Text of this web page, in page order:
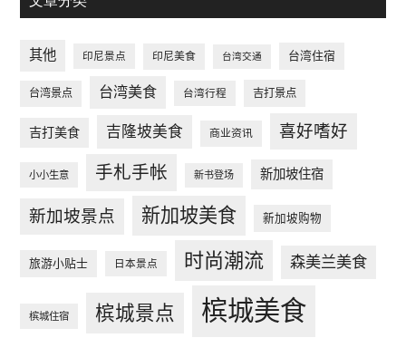
其他 印尼景点 印尼美食 台湾交通 台湾住宿
台湾景点 台湾美食 台湾行程 吉打景点
吉打美食 吉隆坡美食 商业资讯 喜好嗜好
小小生意 手札手帐 新书登场 新加坡住宿
新加坡景点 新加坡美食 新加坡购物
旅游小贴士 日本景点 时尚潮流 森美兰美食
槟城住宿 槟城景点 槟城美食